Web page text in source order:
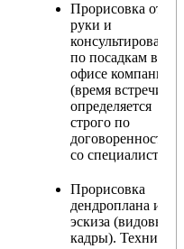
Прорисовка от
руки и
консультирование
по посадкам в
офисе компании
(время встречи
определяется
строго по
договоренности
со специалистом)
Прорисовка
дендроплана и
эскиза (видовые
кадры). Техника